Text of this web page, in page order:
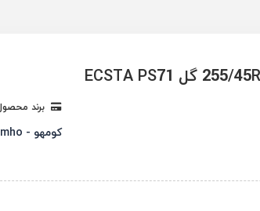
برند
کومهو - Kumho